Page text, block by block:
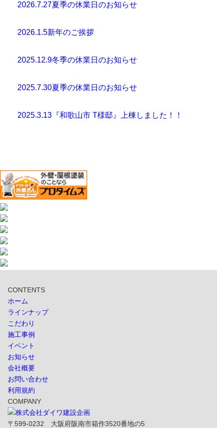
2026.7.27夏季の休業日のお知らせ
2026.1.5新年のご挨拶
2025.12.9冬季の休業日のお知らせ
2025.7.30夏季の休業日のお知らせ
2025.3.13 『和歌山市 T様邸』上棟しました！！
CONTENTS
ホーム
ラインナップ
こだわり
施工事例
イベント
お知らせ
会社概要
お問い合わせ
利用規約
COMPANY
〒599-0232 大阪府阪南市箱作3520番地の5